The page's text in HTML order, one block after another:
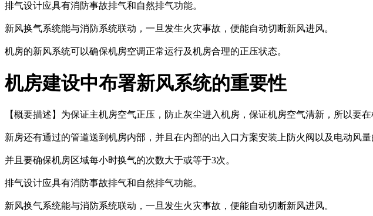
排气设计应具有消防事故排气和自然排气功能。
新风换气系统能与消防系统联动，一旦发生火灾事故，便能自动切断新风进风。
机房的新风系统可以确保机房空调正常运行及机房合理的正压状态。
机房建设中布署新风系统的重要性
【概要描述】 为保证主机房空气正压，防止灰尘进入机房，保证机房空气清新，所以要
新房还有通过的管道送到机房内部，并且在内部的出入口方案安装上防火阀以及电动风量
并且要确保机房区域每小时换气的次数大于或等于3次。
排气设计应具有消防事故排气和自然排气功能。
新风换气系统能与消防系统联动，一旦发生火灾事故，便能自动切断新风进风。